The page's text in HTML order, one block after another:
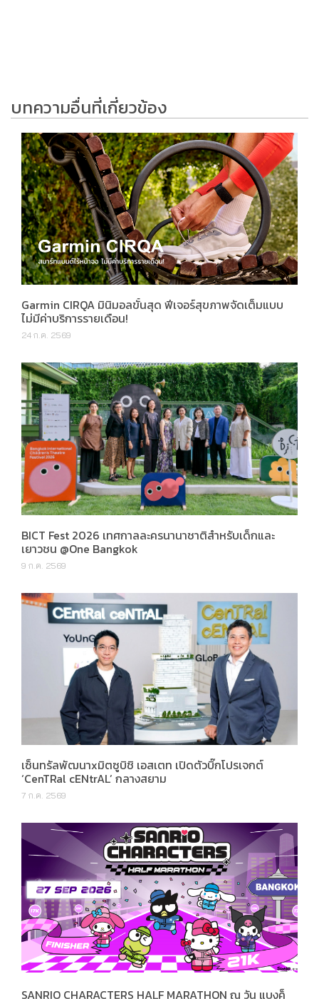
บทความอื่นที่เกี่ยวข้อง
Garmin CIRQA มินิมอลขั้นสุด ฟีเจอร์สุขภาพจัดเต็มแบบ
ไม่มีค่าบริการรายเดือน!
24 ก.ค. 2569
BICT Fest 2026 เทศกาลละครนานาชาติสำหรับเด็กและ
เยาวชน @One Bangkok
9 ก.ค. 2569
เซ็นทรัลพัฒนาxมิตซูบิชิ เอสเตท เปิดตัวบิ๊กโปรเจกต์
‘CenTRal cENtrAL’ กลางสยาม
7 ก.ค. 2569
SANRIO CHARACTERS HALF MARATHON ณ วัน แบงค็